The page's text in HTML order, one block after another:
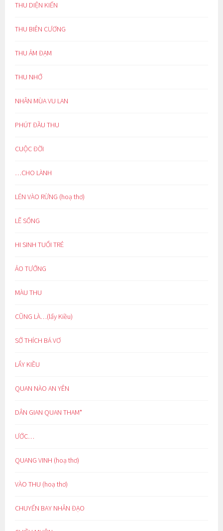
THU DIỆN KIẾN
THU BIÊN CƯƠNG
THU ẢM ĐẠM
THU NHỚ
NHÂN MÙA VU LAN
PHÚT ĐẦU THU
CUỘC ĐỜI
…CHO LÀNH
LẺN VÀO RỪNG (hoạ thơ)
LẼ SỐNG
HI SINH TUỔI TRẺ
ẢO TƯỞNG
MÀU THU
CŨNG LÀ…(lẩy Kiều)
SỞ THÍCH BÁ VƠ
LẨY KIỀU
QUAN NÀO AN YÊN
DÂN GIAN QUAN THAM*
ƯỚC…
QUANG VINH (hoạ thơ)
VÀO THU (hoạ thơ)
CHUYẾN BAY NHÂN ĐẠO